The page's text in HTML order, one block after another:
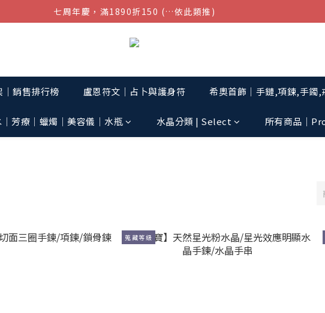
結帳金額滿$1080超取免運
七周年慶，滿1890折150 (…依此類推)
│銷售排行榜 盧恩符文｜占卜與護身符 希奧首飾│手鏈,項鍊,手鐲,
│芳療│蠟燭│美容儀│水瓶 水晶分類 | Select 所有商品｜
蒐藏等級